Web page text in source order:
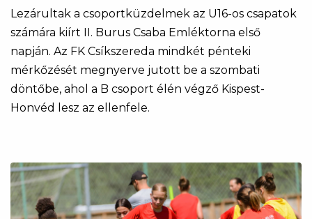
Lezárultak a csoportküzdelmek az U16-os csapatok
számára kiírt II. Burus Csaba Emléktorna első
napján. Az FK Csíkszereda mindkét pénteki
mérkőzését megnyerve jutott be a szombati
döntőbe, ahol a B csoport élén végző Kispest-
Honvéd lesz az ellenfele.